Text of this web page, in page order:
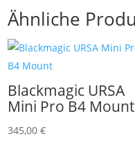
Ähnliche
Blackmagic URSA
Mini Pro B4 Mount
345,00€